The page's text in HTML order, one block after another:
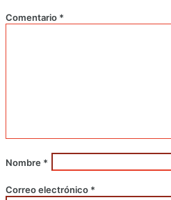
Comentario *
Nombre *
Correo electrónico *